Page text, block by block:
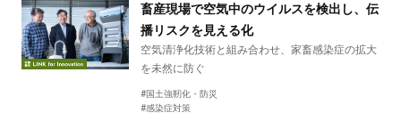
畜産現場で空気中のウイルスを検出し、伝
播リスクを見える化
空気清浄化技術と組み合わせ、家畜感染症の拡大
を未然に防ぐ
#国土強靭化・防災
#感染症対策